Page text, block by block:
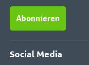
Abonnieren
Social Media